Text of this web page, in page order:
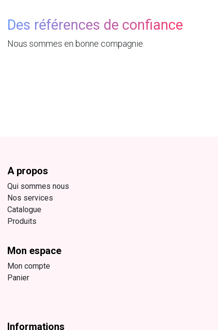
Des références de confiance
Nous sommes en bonne compagnie.
A propos
Qui sommes nous
Nos services
Catalogue
Produits
Mon espace
Mon compte
Panier
Informations